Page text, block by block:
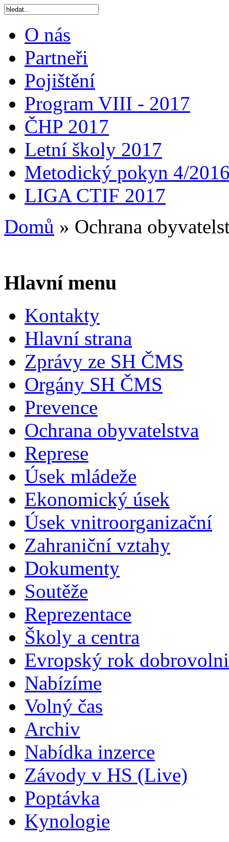
O nás
Partneři
Pojištění
Program VIII - 2017
ČHP 2017
Letní školy 2017
Metodický pokyn 4/
LIGA CTIF 2017
Domů » Ochrana
Hlavní menu
Kontakty
Hlavní strana
Zprávy ze SH ČMS
Orgány SH ČMS
Prevence
Ochrana obyvatelstva
Represe
Úsek mládeže
Ekonomický úsek
Úsek vnitroorganizační
Zahraniční vztahy
Dokumenty
Soutěže
Reprezentace
Školy a centra
Evropský rok
Nabízíme
Volný čas
Archiv
Nabídka inzerce
Závody v HS (Live)
Poptávka
Kynologie